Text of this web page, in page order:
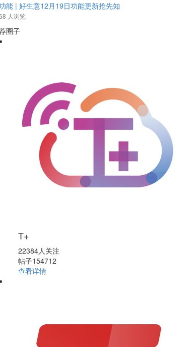
能 | 好生意12月19日功能更新抢先知
人浏览
圈子
T+
22384人关注
帖子154712
查看详情